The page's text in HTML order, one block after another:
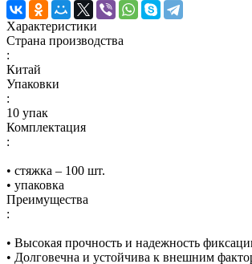
Характеристики
Страна производства
:
Китай
Упаковки
:
10 упак
Комплектация
:
• стяжка – 100 шт.
• упаковка
Преимущества
:
• Высокая прочность и надежность
• Долговечна и устойчива к внешним